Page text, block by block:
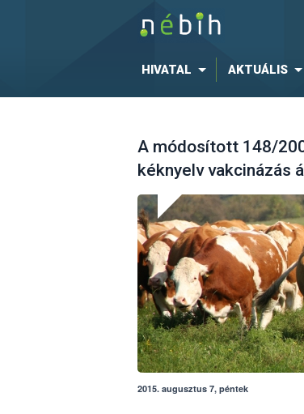
HIVATAL AKTUÁLIS
A módosított 148/
kéknyelv vakcinázás
2015. augusztus 7, péntek